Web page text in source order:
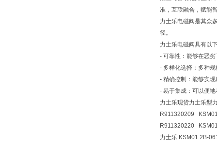
准，互联融合，赋能
力士乐电磁阀是其众
径。
力士乐电磁阀具有以
- 可靠性：能够在恶
- 多样化选择：多种
- 精确控制：能够实
- 易于集成：可以便
力士乐现货力士乐型
R911320209
R911320220
力士乐 KSM01.2B-